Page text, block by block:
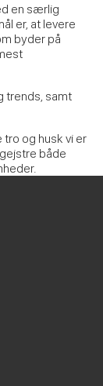
en særlig
er, at levere
byder på
trends, samt
tro og husk vi er
både